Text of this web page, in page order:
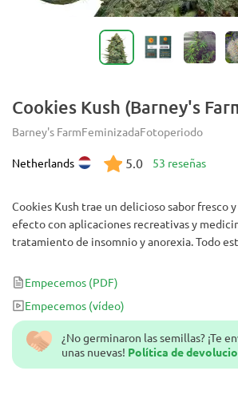
Cookies Kush (Barney's
Barney's FarmFeminizadaFotoperiodo
Netherlands 5.0 53 reseñas
¿No germinaron las semillas? ¡Te
unas nuevas! Política de
Cookies Kush trae un delicioso sabor fresco
efecto con aplicaciones recreativas y
tratamiento de insomnio y anorexia. Todo
High Times Amsterdam Cannabis Cup de
“mejor raza de coffeeshop”.
Empecemos (PDF)
Empecemos (vídeo)